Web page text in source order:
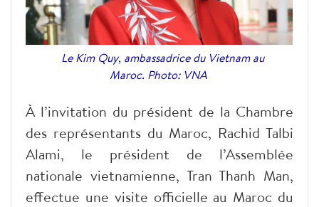
Le Kim Quy, ambassadrice du Vietnam au
Maroc. Photo: VNA
À l’invitation du président de la Chambre
des représentants du Maroc, Rachid Talbi
Alami, le président de l’Assemblée
nationale vietnamienne, Tran Thanh Man,
effectue une visite officielle au Maroc du